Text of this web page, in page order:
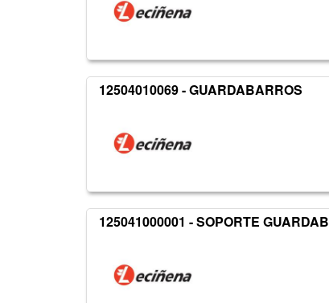
12504010069 - GUARDABARROS
125041000001 - SOPORTE